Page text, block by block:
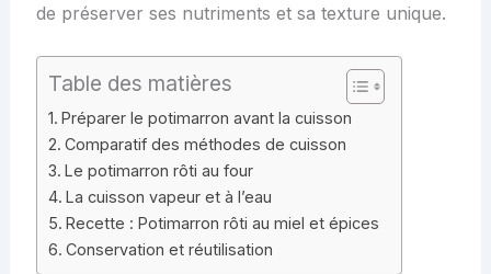
de préserver ses nutriments et sa texture unique.
Table des matières
Préparer le potimarron avant la cuisson
Comparatif des méthodes de cuisson
Le potimarron rôti au four
La cuisson vapeur et à l’eau
Recette : Potimarron rôti au miel et épices
Conservation et réutilisation